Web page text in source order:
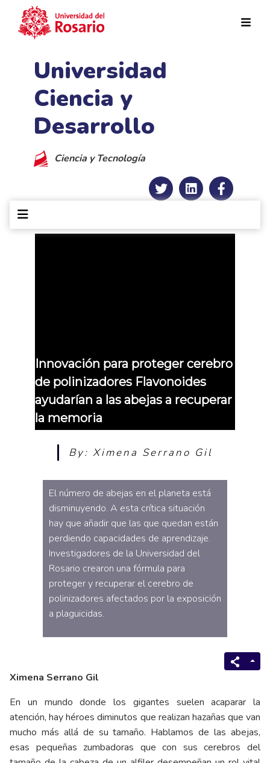
Universidad
Ciencia y
Desarrollo
Ciencia y Tecnología
Innovación para proteger cerebro
de polinizadores Flavonoides
ayudarían a las abejas a recuperar
la memoria
By: Ximena Serrano Gil
El número de abejas en el planeta está
disminuyendo. A esta crítica situación
hay que añadir que las que quedan están
perdiendo capacidades de aprendizaje.
Investigadores de la Universidad del
Rosario crearon una fórmula para
proteger y recuperar el cerebro de
polinizadores afectados por la exposición
a plaguicidas.
Ximena Serrano Gil
En un mundo donde los gigantes suelen acaparar la
atención, hay héroes diminutos que realizan hazañas que van
mucho más allá de su tamaño. Hablamos de las abejas,
esas pequeñas zumbadoras que con sus cerebros del